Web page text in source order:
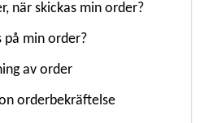
när skickas min order?
på min order?
av order
orderbekräftelse